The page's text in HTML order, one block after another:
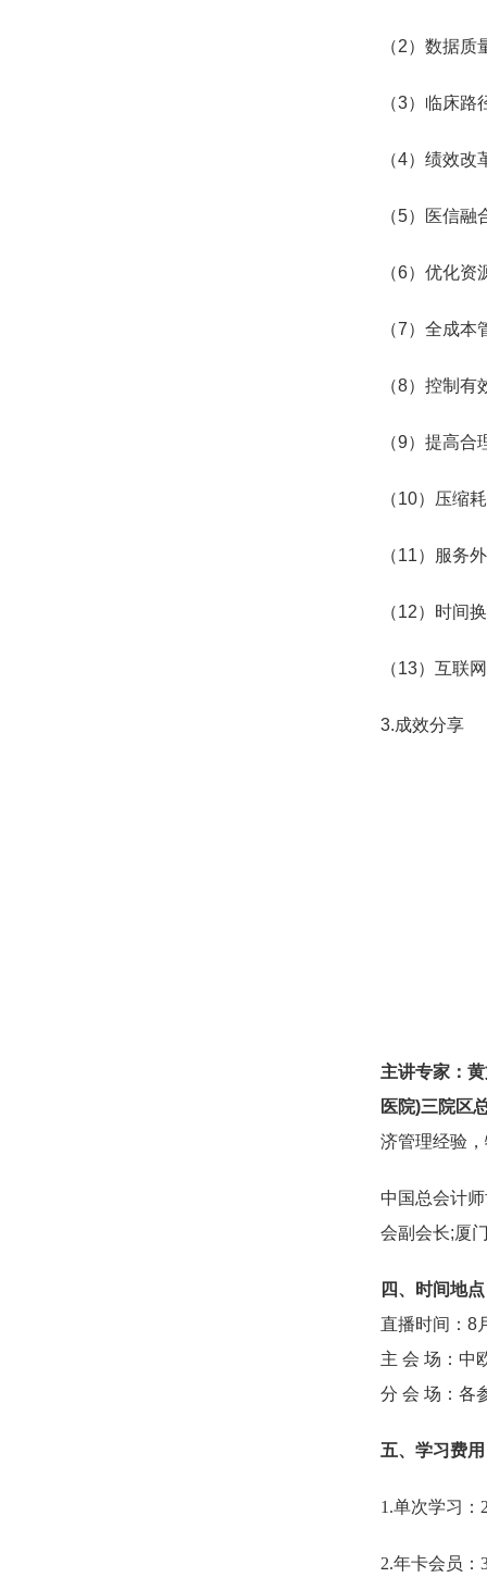
（2）数据质
（3）临床路
（4）绩效改
（5）医信融
（6）优化资
（7）全成本
（8）控制有
（9）提高合
（10）压缩
（11）服务
（12）时间
（13）互联
3.成效分享
主讲专家：
医院)三院区
济管理经验
中国总会计
会副会长;厦
四、时间地点
直播时间：8
主 会 场：中
分 会 场：各
五、学习费用
1.单次学习
2.年卡会员：